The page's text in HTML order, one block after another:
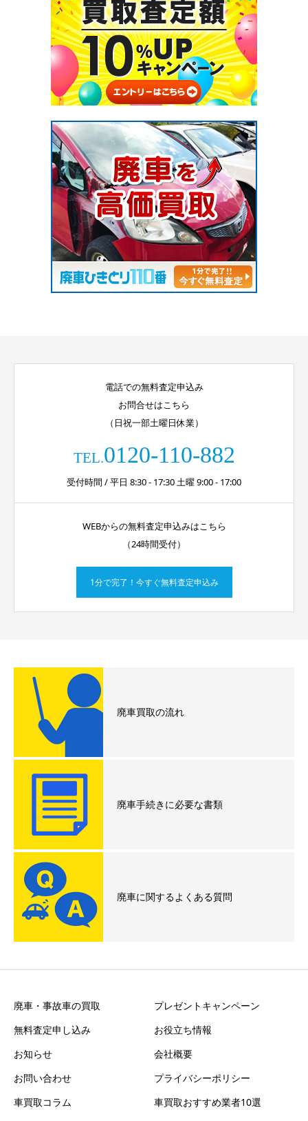
電話での無料査定申込み
お問合せはこちら
（日祝一部土曜日休業）
TEL.0120-110-882
受付時間 / 平日 8:30 - 17:30 土曜 9:00 - 17:00
WEBからの無料査定申込みはこちら
（24時間受付）
1分で完了！今すぐ無料査定申込み
廃車買取の流れ
廃車手続きに必要な書類
廃車に関するよくある質問
廃車・事故車の買取
プレゼントキャンペーン
無料査定申し込み
お役立ち情報
お知らせ
会社概要
お問い合わせ
プライバシーポリシー
車買取コラム
車買取おすすめ業者10選